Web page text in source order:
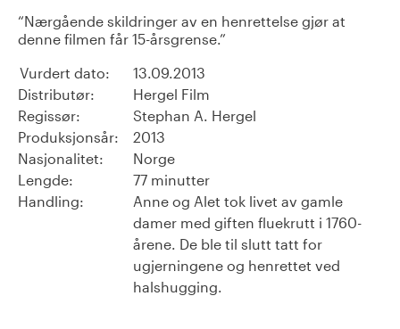
Nærgående skildringer av en henrettelse gjør at
denne filmen får 15-årsgrense.
Vurdert dato:
13.09.2013
Distributør:
Hergel Film
Regissør:
Stephan A. Hergel
Produksjonsår:
2013
Nasjonalitet:
Norge
Lengde:
77 minutter
Handling:
Anne og Alet tok livet av gamle
damer med giften fluekrutt i 1760-
årene. De ble til slutt tatt for
ugjerningene og henrettet ved
halshugging.